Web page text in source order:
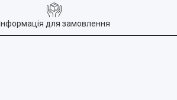
Інформація для замовлення